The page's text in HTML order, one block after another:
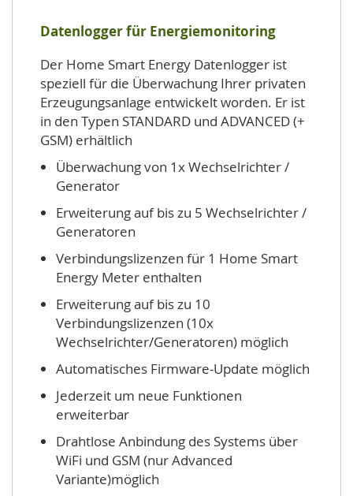
Datenlogger für Energiemonitoring
Der Home Smart Energy Datenlogger ist
speziell für die Überwachung Ihrer privaten
Erzeugungsanlage entwickelt worden. Er ist
in den Typen STANDARD und ADVANCED (+
GSM) erhältlich
Überwachung von 1x Wechselrichter /
Generator
Erweiterung auf bis zu 5 Wechselrichter /
Generatoren
Verbindungslizenzen für 1 Home Smart
Energy Meter enthalten
Erweiterung auf bis zu 10
Verbindungslizenzen (10x
Wechselrichter/Generatoren) möglich
Automatisches Firmware-Update möglich
Jederzeit um neue Funktionen
erweiterbar
Drahtlose Anbindung des Systems über
WiFi und GSM (nur Advanced
Variante)möglich